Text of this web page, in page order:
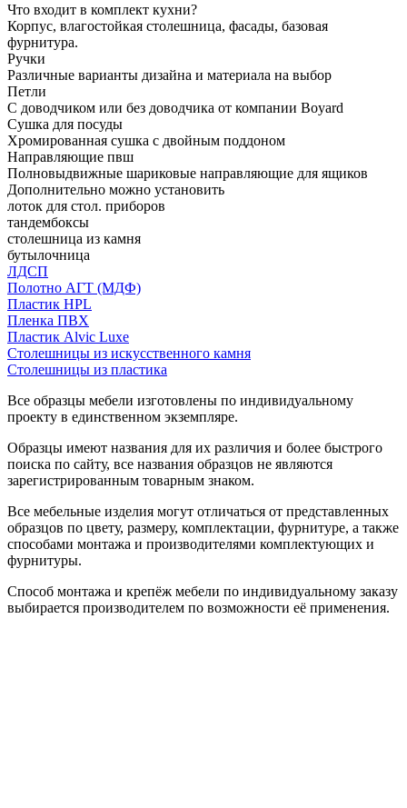
Что входит в комплект кухни?
Корпус, влагостойкая столешница, фасады, базовая
фурнитура.
Ручки
Различные варианты дизайна и материала на выбор
Петли
С доводчиком или без доводчика от компании Boyard
Сушка для посуды
Хромированная сушка с двойным поддоном
Направляющие пвш
Полновыдвижные шариковые направляющие для ящиков
Дополнительно можно установить
лоток для стол. приборов
тандембоксы
столешница из камня
бутылочница
ЛДСП
Полотно АГТ (МДФ)
Пластик HPL
Пленка ПВХ
Пластик Alvic Luxe
Столешницы из искусственного камня
Столешницы из пластика
Все образцы мебели изготовлены по индивидуальному
проекту в единственном экземпляре.
Образцы имеют названия для их различия и более быстрого
поиска по сайту, все названия образцов не являются
зарегистрированным товарным знаком.
Все мебельные изделия могут отличаться от представленных
образцов по цвету, размеру, комплектации, фурнитуре, а также
способами монтажа и производителями комплектующих и
фурнитуры.
Способ монтажа и крепёж мебели по индивидуальному заказу
выбирается производителем по возможности её применения.